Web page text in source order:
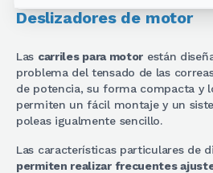
Deslizadores de motor
Las carriles para motor están
problema del tensado de las
de potencia, su forma compacta y
permiten un fácil montaje y un
poleas igualmente sencillo.
Las características particulares de
permiten realizar frecuentes